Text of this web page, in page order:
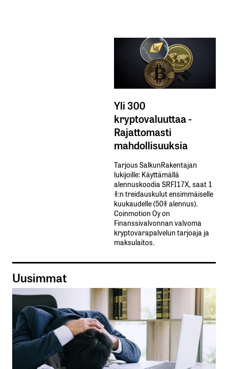
Yli 300
kryptovaluuttaa -
Rajattomasti
mahdollisuuksia
Tarjous SalkunRakentajan
lukijoille: Käyttämällä​ ​
alennuskoodia​ ​SRFI17X,​ ​saat​ ​1
%:n treidauskulut​ ​ensimmäiselle​ ​
kuukaudelle​ ​(50%​ ​alennus).
Coinmotion Oy on
Finanssivalvonnan valvoma
kryptovarapalvelun tarjoaja ja
maksulaitos.
Uusimmat